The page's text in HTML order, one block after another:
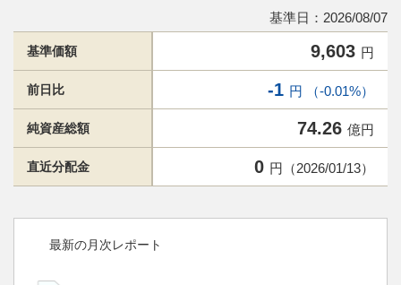
基準日：2026/08/07
基準価額 9,603 円
前日比 -1 円 （-0.01%）
純資産総額 74.26 億円
直近分配金 0 円（2026/01/13）
最新の月次レポート